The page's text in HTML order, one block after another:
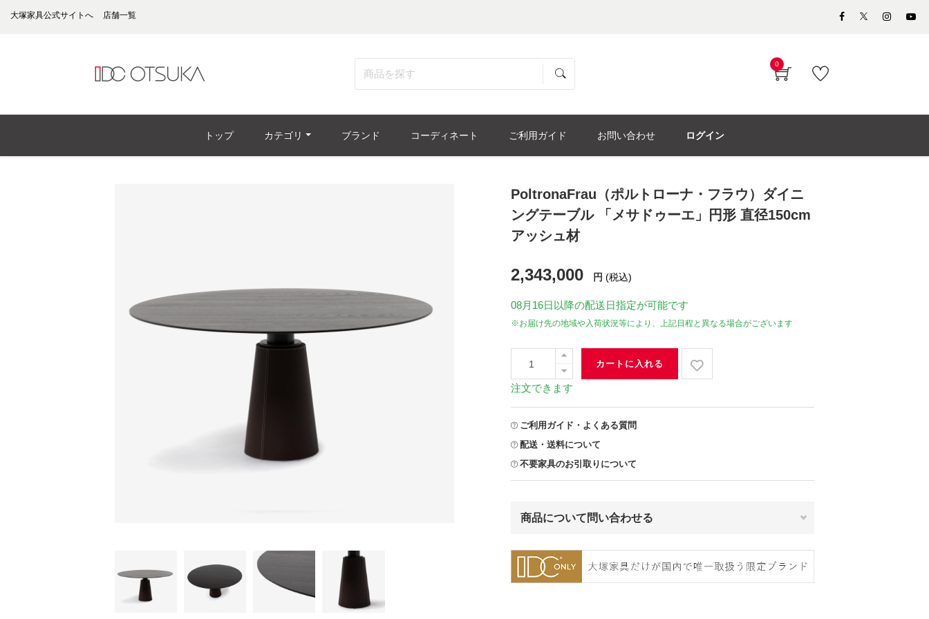
大塚家具公式サイトへ 店舗一覧
0
トップ カテゴリ ブランド コーディネート ご利用ガイド お問い合わせ ログイン
PoltronaFrau（ポルトローナ・フラウ）ダイニ
ングテーブル 「メサドゥーエ」円形 直径150cm
アッシュ材
2,343,000 円 (税込)
08月16日 以降の配送日指定が可能です
※お届け先の地域や入荷状況等により、上記日程と異なる場合がございます
カートに入れる
注文できます
ご利用ガイド・よくある質問
配送・送料について
不要家具のお引取りについて
商品について問い合わせる